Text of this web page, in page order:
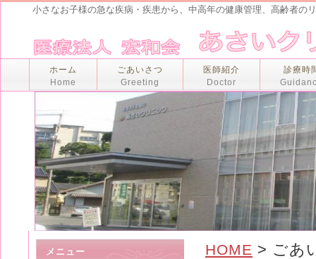
小さなお子様の急な疾病・疾患から、中高年の健康管理、高齢者の
ホーム
Home
ごあいさつ
Greeting
医師紹介
Doctor
診療時
HOME > ごあ
メニュー